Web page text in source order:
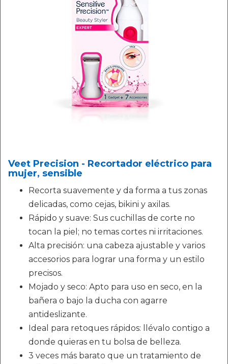
Veet Precision - Recortador eléctrico para
mujer, sensible
Recorta suavemente y da forma a tus zonas
delicadas, como cejas, bikini y axilas.
Rápido y suave: Sus cuchillas de corte no
tocan la piel; no temas cortes ni irritaciones.
Alta precisión: una cabeza ajustable y varios
accesorios para lograr una forma y un estilo
precisos.
Mojado y seco: Apto para uso en seco, en la
bañera o bajo la ducha con agarre
antideslizante.
Ideal para retoques rápidos: llévalo contigo a
donde quieras en tu bolsa de belleza.
3 veces más barato que un tratamiento de